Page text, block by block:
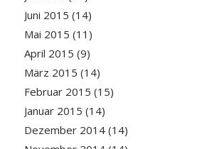
Juni 2015 (14)
Mai 2015 (11)
April 2015 (9)
März 2015 (14)
Februar 2015 (15)
Januar 2015 (14)
Dezember 2014(14)